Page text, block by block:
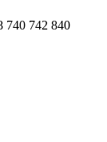
740 742 840